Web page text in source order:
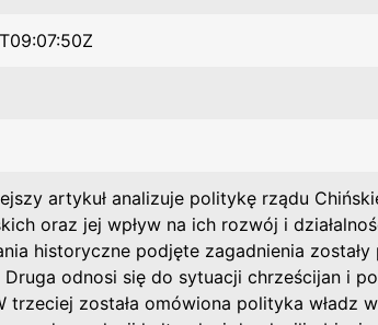
artykuł analizuje politykę rządu
oraz jej wpływ na ich rozwój i
historyczne podjęte zagadnienia
Druga odnosi się do sytuacji chrześcijan i
trzeciej została omówiona polityka władz